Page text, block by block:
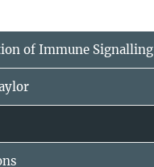
of Immune Signalling